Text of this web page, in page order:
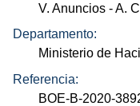
V. Anuncios - A.
Departamento:
Ministerio de
Referencia:
BOE-B-2020-